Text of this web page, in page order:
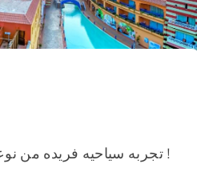
تجربه سياحيه فريده من نوعها استمتع بعطلتك معانا !